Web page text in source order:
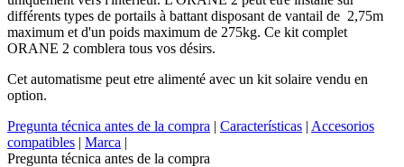
différents types de portails à battant disposant de vantail de 2,75m
maximum et d'un poids maximum de 275kg. Ce kit complet
ORANE 2 comblera tous vos désirs.
Cet automatisme peut etre alimenté avec un kit solaire vendu en
option.
Pregunta técnica antes de la compra | Características | Accesorios
compatibles | Marca |
Pregunta técnica antes de la compra